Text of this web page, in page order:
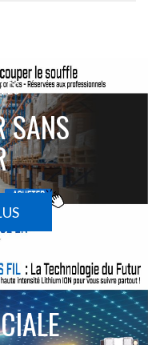
SANS